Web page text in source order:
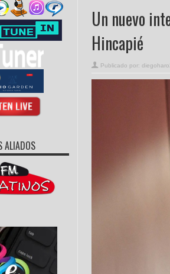
Un nuevo
Hincapié
Publicado por:
ALIADOS